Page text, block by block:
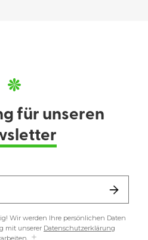
für unseren
Wir werden Ihre persönlichen Daten
mit unserer Datenschutzerklärung